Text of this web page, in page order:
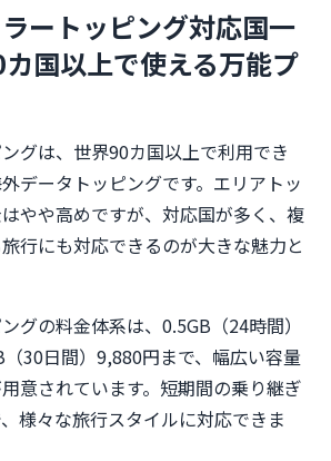
ートッピング対応国一
国以上で使える万能プ
グは、世界90カ国以上で利用でき
データトッピングです。エリアトッ
やや高めですが、対応国が多く、複
行にも対応できるのが大きな魅力と
グの料金体系は、0.5GB（24時間）
30日間）9,880円まで、幅広い容量
意されています。短期間の乗り継ぎ
様々な旅行スタイルに対応できま